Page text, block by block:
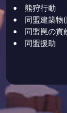
熊狩行動
同盟建築物
同盟罠の貢
同盟援助